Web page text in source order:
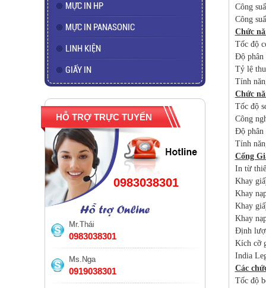
MỰC IN HP
MỰC IN PANASONIC
LINH KIỆN
GIẤY IN
HỖ TRỢ TRỰC TUYẾN
0983038301
Mr.Thái
0983038301
Ms.Nga
0919038301
Cậu bé 12 tuổi phát minh
Công
Công
Chức
Tốc độ
Độ phân
Tỷ lệ
Tính
Chức
Tốc độ
Công
Độ phân
Tính
Cổng
In từ
Khay
Khay
Khay
Khay
Định
Kích cỡ
India
Các
Tốc độ